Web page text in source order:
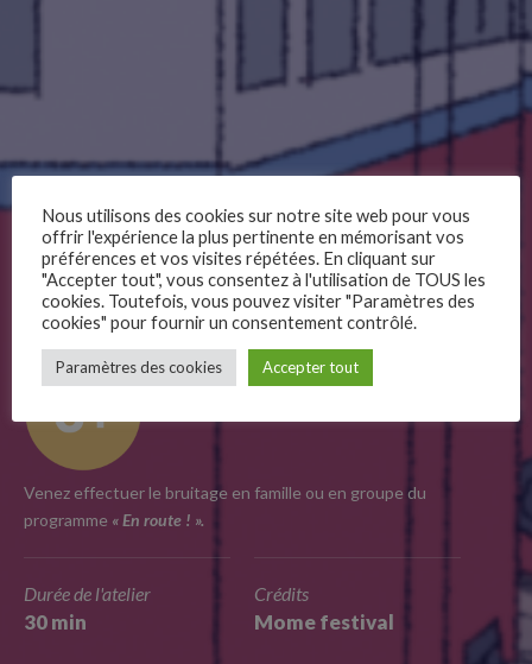
Follow Us
Animations 2024
On refait le son !
Venez effectuer le bruitage en famille ou en groupe du
programme « En route ! ».
Durée de l'atelier
30 min
Crédits
Mome festival
Nous utilisons des cookies sur notre site web pour vous
offrir l'expérience la plus pertinente en mémorisant vos
préférences et vos visites répétées. En cliquant sur
"Accepter tout", vous consentez à l'utilisation de TOUS les
cookies. Toutefois, vous pouvez visiter "Paramètres des
cookies" pour fournir un consentement contrôlé.
Paramètres des cookies Accepter tout